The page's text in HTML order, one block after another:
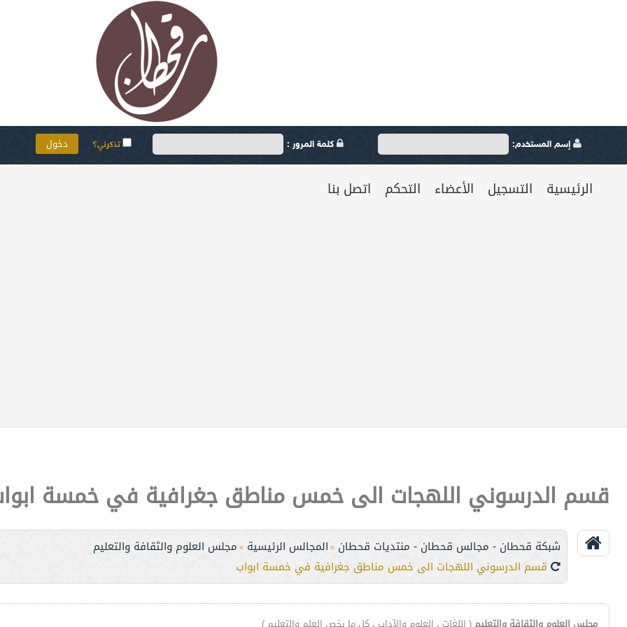
إسم المستخدم: كلمة المرور : تذكرني؟
الرئيسية التسجيل الأعضاء التحكم اتصل بنا
قسم الدرسوني اللهجات الى خمس مناطق جغرافية في خمسة
شبكة قحطان - مجالس قحطان - منتديات قحطان > المجالس الرئيسية > مجلس العلوم والثقافة والتعليم
قسم الدرسوني اللهجات الى خمس مناطق جغرافية في خمسة ابواب